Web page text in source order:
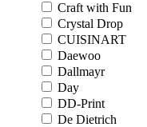
Craft with Fun
Crystal Drop
CUISINART
Daewoo
Dallmayr
Day
DD-Print
De Dietrich